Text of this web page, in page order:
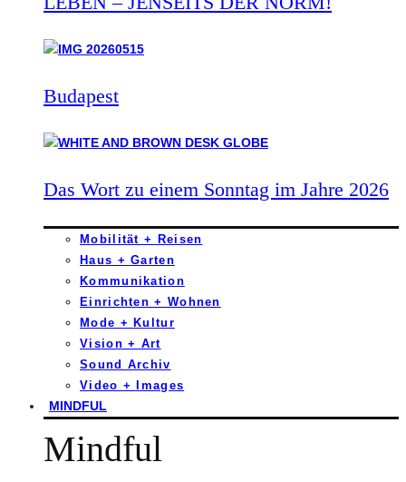
Budapest
Das Wort zu einem Sonntag im Jahre 2026
Mobilität + Reisen
Haus + Garten
Kommunikation
Einrichten + Wohnen
Mode + Kultur
Vision + Art
Sound Archiv
Video + Images
MINDFUL
Mindful